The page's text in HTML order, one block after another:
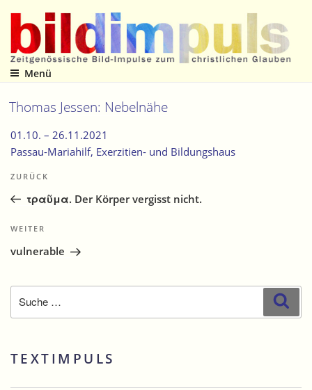
Inhalt
springen
Zeitgenössische Bild-Impulse zum christlichen Glauben
Menü
Thomas Jessen: Nebelnähe
01.10. – 26.11.2021
Passau-Mariahilf, Exerzitien- und Bildungshaus
Beitragsnavigation
Vorheriger
Beitrag
ZURÜCK
τραῦμα. Der Körper vergisst nicht.
Nächster
Beitrag
WEITER
vulnerable
nach:
TEXTIMPULS